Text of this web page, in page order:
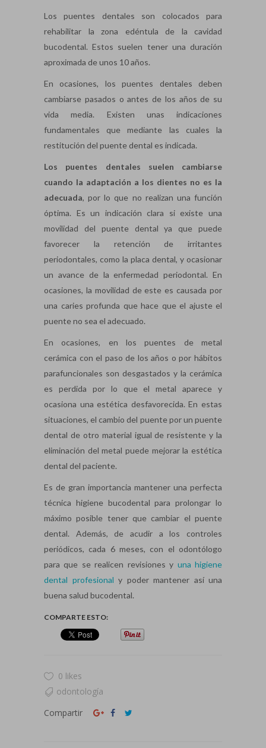
Los puentes dentales son colocados para
rehabilitar la zona edéntula de la cavidad
bucodental. Estos suelen tener una duración
aproximada de unos 10 años.
En ocasiones, los puentes dentales deben
cambiarse pasados o antes de los años de su
vida media. Existen unas indicaciones
fundamentales que mediante las cuales la
restitución del puente dental es indicada.
Los puentes dentales suelen cambiarse
cuando la adaptación a los dientes no es la
adecuada, por lo que no realizan una función
óptima. Es un indicación clara si existe una
movilidad del puente dental ya que puede
favorecer la retención de irritantes
periodontales, como la placa dental, y ocasionar
un avance de la enfermedad periodontal. En
ocasiones, la movilidad de este es causada por
una caries profunda que hace que el ajuste el
puente no sea el adecuado.
En ocasiones, en los puentes de metal
cerámica con el paso de los años o por hábitos
parafuncionales son desgastados y la cerámica
es perdida por lo que el metal aparece y
ocasiona una estética desfavorecida. En estas
situaciones, el cambio del puente por un puente
dental de otro material igual de resistente y la
eliminación del metal puede mejorar la estética
dental del paciente.
Es de gran importancia mantener una perfecta
técnica higiene bucodental para prolongar lo
máximo posible tener que cambiar el puente
dental. Además, de acudir a los controles
periódicos, cada 6 meses, con el odontólogo
para que se realicen revisiones y una higiene
dental profesional y poder mantener así una
buena salud bucodental.
COMPARTE ESTO:
0 likes
odontología
Compartir